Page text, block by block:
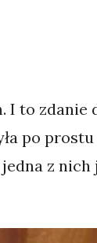
I to zdanie
po prostu
z